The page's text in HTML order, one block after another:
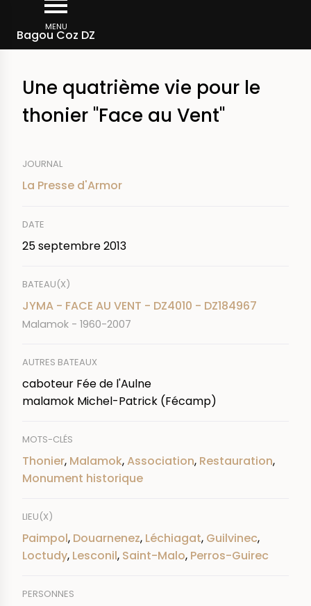
contenu
MENU
Bagou Coz DZ
d'Ariane
Rechercher dans la presse
Une quatrième vie pour le
thonier "Face au Vent"
JOURNAL
La Presse d'Armor
DATE
25 septembre 2013
BATEAU(X)
JYMA - FACE AU VENT - DZ4010 - DZ184967
Malamok - 1960-2007
AUTRES BATEAUX
caboteur Fée de l'Aulne
malamok Michel-Patrick (Fécamp)
MOTS-CLÉS
Thonier, Malamok,Association, Restauration,
Monument historique
LIEU(X)
Paimpol, Douarnenez, Léchiagat, Guilvinec,
Loctudy, Lesconil, Saint-Malo, Perros-Guirec
PERSONNES